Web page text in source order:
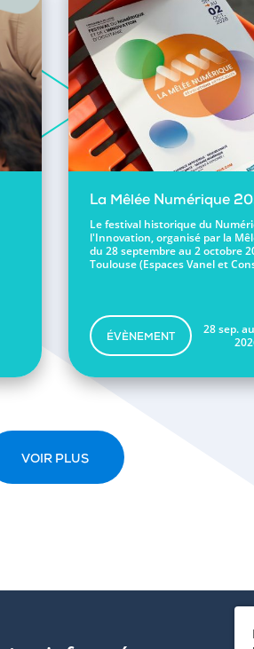
La Mêlée Numérique
Le festival historique du
l'Innovation, organisé par la
du 28 septembre au 2 octobre
Toulouse (Espaces Vanel et
ÉVÈNEMENT
28 sep.
VOIR PLUS